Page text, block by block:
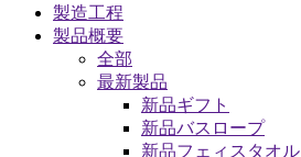
製造工程
製品概要
全部
最新製品
新品ギフト
新品バスロープ
新品フェィスタオル